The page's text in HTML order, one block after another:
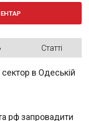
Статті
в Одеській
рф запровадити